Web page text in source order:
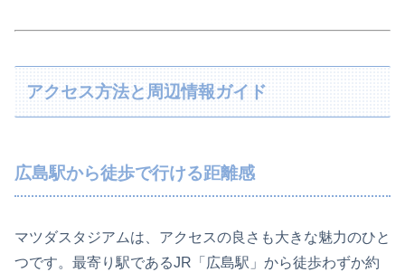
アクセス方法と周辺情報ガイド
広島駅から徒歩で行ける距離感
マツダスタジアムは、アクセスの良さも大きな魅力のひと
つです。最寄り駅であるJR「広島駅」から徒歩わずか約